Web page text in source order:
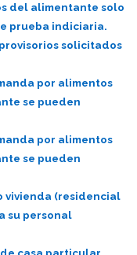
del alimentante solo
prueba indiciaria.
solicitados
por alimentos
se pueden
por alimentos
se pueden
vivienda (residencial
su personal